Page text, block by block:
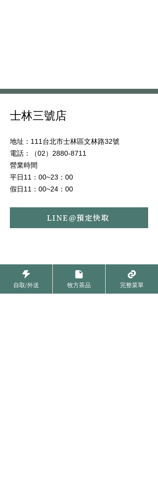
士林三號店
地址：111台北市士林區文林路32號
電話：（02）2880-8711
營業時間
平日11：00~23：00
假日11：00~24：00
LINE@預定快取
自取/外送 牧方茶品 完整菜單